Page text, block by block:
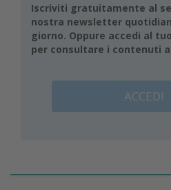
Iscriviti gratuitamente al
nostra newsletter
giorno. Oppure accedi al
per consultare i contenuti
ACCEDI